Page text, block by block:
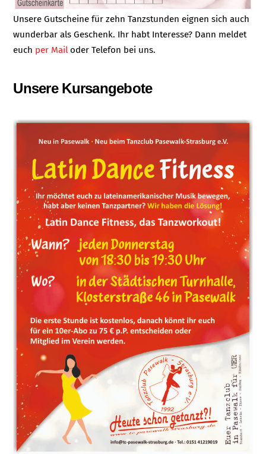
Unsere Gutscheine für zehn Tanzstunden eignen sich auch
wunderbar als Geschenk. Ihr habt Interesse? Dann meldet
euch per Mailoder Telefon bei uns.
Unsere Kursangebote